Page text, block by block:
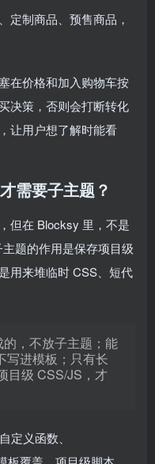
定制商品、预售商品，
在价格和加入购物车按
决策，否则会打断转化
让用户想了解时能看
需要子主题？
但在 Blocksy 里，不是
主题的作用是保存项目级
用来堆临时 CSS、短代
，不放子主题；能
写进模板；只有长
目级 CSS/JS，才
定义函数、